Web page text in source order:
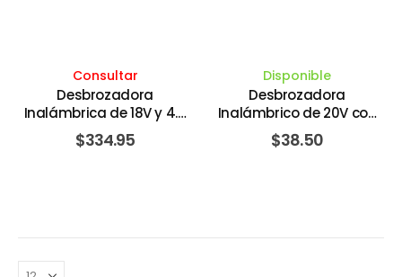
Consultar
Desbrozadora
Inalámbrica de 18V y 4.0
Amperios Brushless con
Batería 3.0 Amperios y
$334.95
Disponible
Desbrozadora
Inalámbrico de 20V con
8,200 Revoluciones por
Minuto sin Batería. INGCO
$38.50